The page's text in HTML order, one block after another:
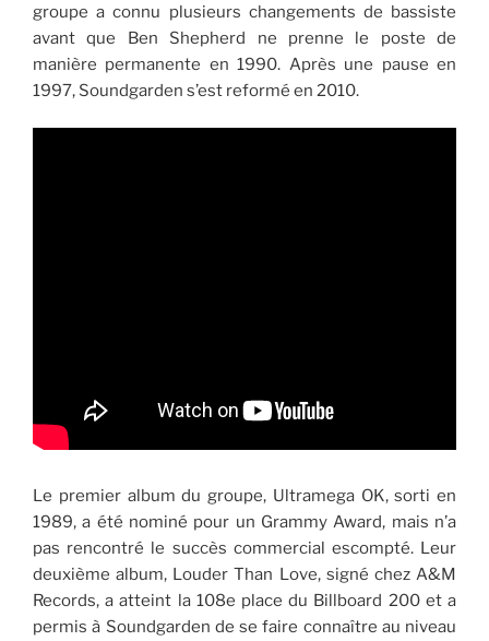
groupe a connu plusieurs changements de bassiste
avant que Ben Shepherd ne prenne le poste de
manière permanente en 1990. Après une pause en
1997, Soundgarden s’est reformé en 2010.
Le premier album du groupe, Ultramega OK, sorti en
1989, a été nominé pour un Grammy Award, mais n’a
pas rencontré le succès commercial escompté. Leur
deuxième album, Louder Than Love, signé chez A&M
Records, a atteint la 108e place du Billboard 200 et a
permis à Soundgarden de se faire connaître au niveau